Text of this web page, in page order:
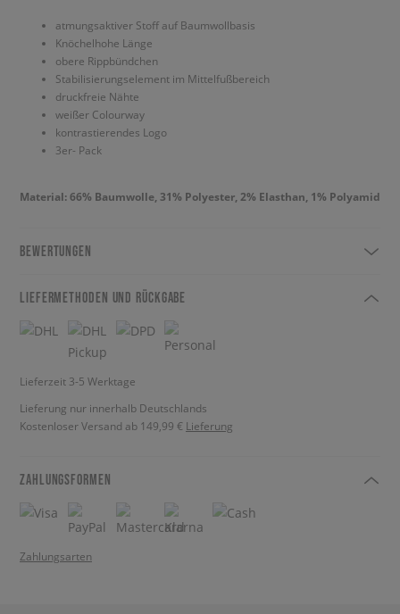
atmungsaktiver Stoff auf Baumwollbasis
Knöchelhohe Länge
obere Rippbündchen
Stabilisierungselement im Mittelfußbereich
druckfreie Nähte
weißer Colourway
kontrastierendes Logo
3er- Pack
Material: 66% Baumwolle, 31% Polyester, 2% Elasthan, 1% Polyamid
BEWERTUNGEN
LIEFERMETHODEN UND RÜCKGABE
Lieferzeit 3-5 Werktage
Lieferung nur innerhalb Deutschlands
Kostenloser Versand ab 149,99 € Lieferung
ZAHLUNGSFORMEN
Zahlungsarten